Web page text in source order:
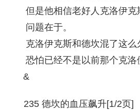
但是他相信老好人克洛伊克
问题在于。
克洛伊克斯和德坎混了这么
恐怕已经不是以前那个克洛
&
235 德坎的血压飙升[1/2页]